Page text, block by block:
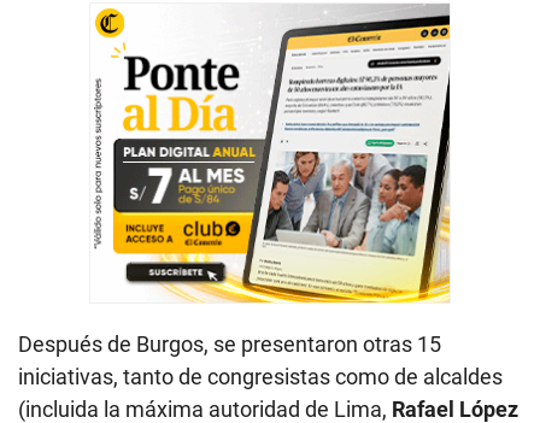
Después de Burgos, se presentaron otras 15
iniciativas, tanto de congresistas como de alcaldes
(incluida la máxima autoridad de Lima, Rafael López